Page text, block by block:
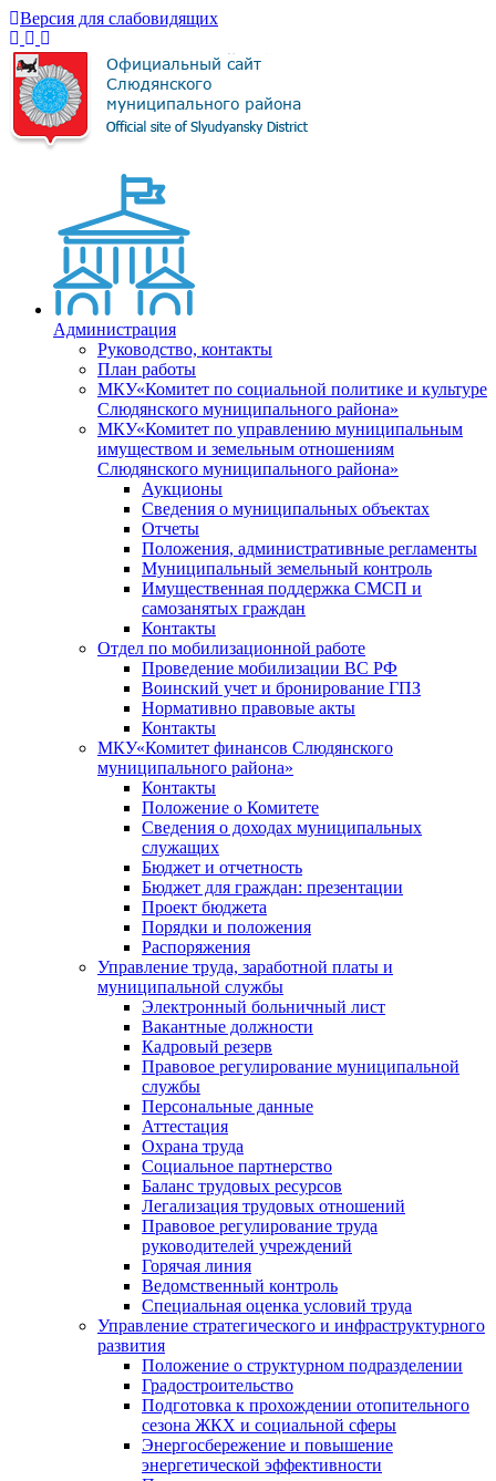
Версия для слабовидящих
Администрация
Руководство, контакты
План работы
МКУ«Комитет по социальной политике и культуре
Слюдянского муниципального района»
МКУ«Комитет по управлению муниципальным
имуществом и земельным отношениям
Слюдянского муниципального района»
Аукционы
Сведения о муниципальных объектах
Отчеты
Положения, административные регламенты
Муниципальный земельный контроль
Имущественная поддержка СМСП и
самозанятых граждан
Контакты
Отдел по мобилизационной работе
Проведение мобилизации ВС РФ
Воинский учет и бронирование ГПЗ
Нормативно правовые акты
Контакты
МКУ«Комитет финансов Слюдянского
муниципального района»
Контакты
Положение о Комитете
Сведения о доходах муниципальных
служащих
Бюджет и отчетность
Бюджет для граждан: презентации
Проект бюджета
Порядки и положения
Распоряжения
Управление труда, заработной платы и
муниципальной службы
Электронный больничный лист
Вакантные должности
Кадровый резерв
Правовое регулирование муниципальной
службы
Персональные данные
Аттестация
Охрана труда
Социальное партнерство
Баланс трудовых ресурсов
Легализация трудовых отношений
Правовое регулирование труда
руководителей учреждений
Горячая линия
Ведомственный контроль
Специальная оценка условий труда
Управление стратегического и инфраструктурного
развития
Положение о структурном подразделении
Градостроительство
Подготовка к прохождении отопительного
сезона ЖКХ и социальной сферы
Энергосбережение и повышение
энергетической эффективности